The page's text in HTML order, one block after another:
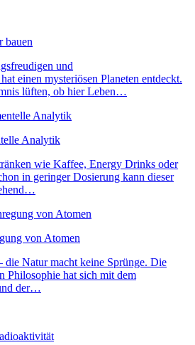
bauen
und
einen mysteriösen Planeten entdeckt.
lüften, ob hier Leben…
Analytik
wie Kaffee, Energy Drinks oder
in geringer Dosierung kann dieser
von Atomen
die Natur macht keine Sprünge. Die
Philosophie hat sich mit dem
der…